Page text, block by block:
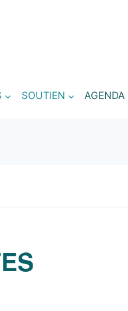
SOUTIEN AGENDA